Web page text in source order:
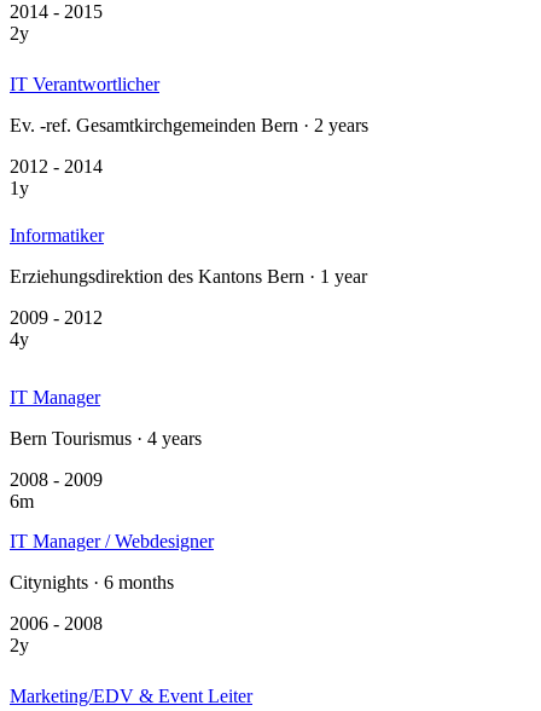
2014 - 2015
2y
IT Verantwortlicher
Ev. -ref. Gesamtkirchgemeinden Bern · 2 years
2012 - 2014
1y
Informatiker
Erziehungsdirektion des Kantons Bern · 1 year
2009 - 2012
4y
IT Manager
Bern Tourismus · 4 years
2008 - 2009
6m
IT Manager / Webdesigner
Citynights · 6 months
2006 - 2008
2y
Marketing/EDV & Event Leiter